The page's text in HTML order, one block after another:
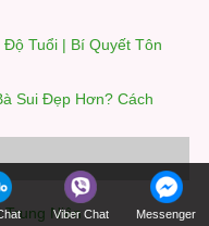
Viber Chat Messenger
Độ Tuổi | Bí Quyết Tôn
Sui Đẹp Hơn? Cách
Trung Niên